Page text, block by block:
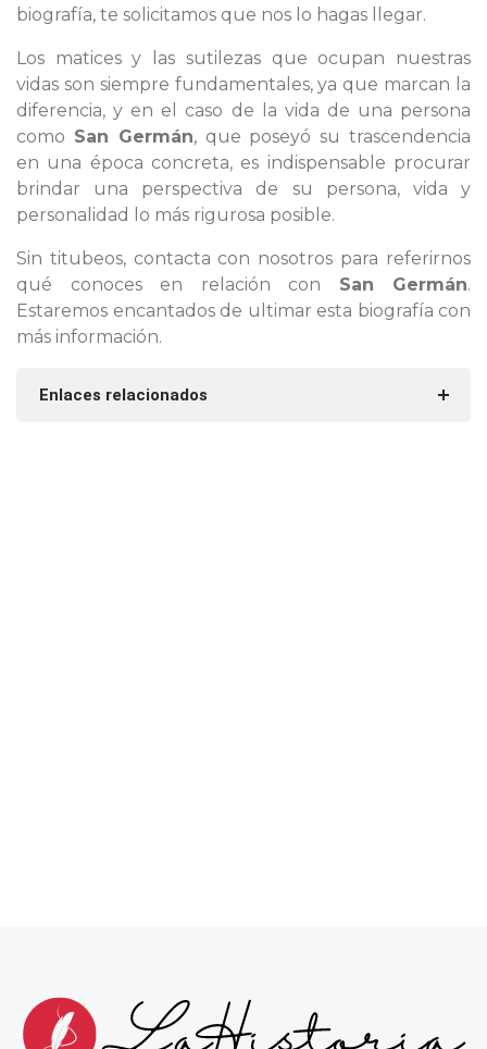
biografía, te solicitamos que nos lo hagas llegar.
Los matices y las sutilezas que ocupan nuestras
vidas son siempre fundamentales, ya que marcan la
diferencia, y en el caso de la vida de una persona
como San Germán, que poseyó su trascendencia
en una época concreta, es indispensable procurar
brindar una perspectiva de su persona, vida y
personalidad lo más rigurosa posible.
Sin titubeos, contacta con nosotros para referirnos
qué conoces en relación con San Germán.
Estaremos encantados de ultimar esta biografía con
más información.
Enlaces relacionados